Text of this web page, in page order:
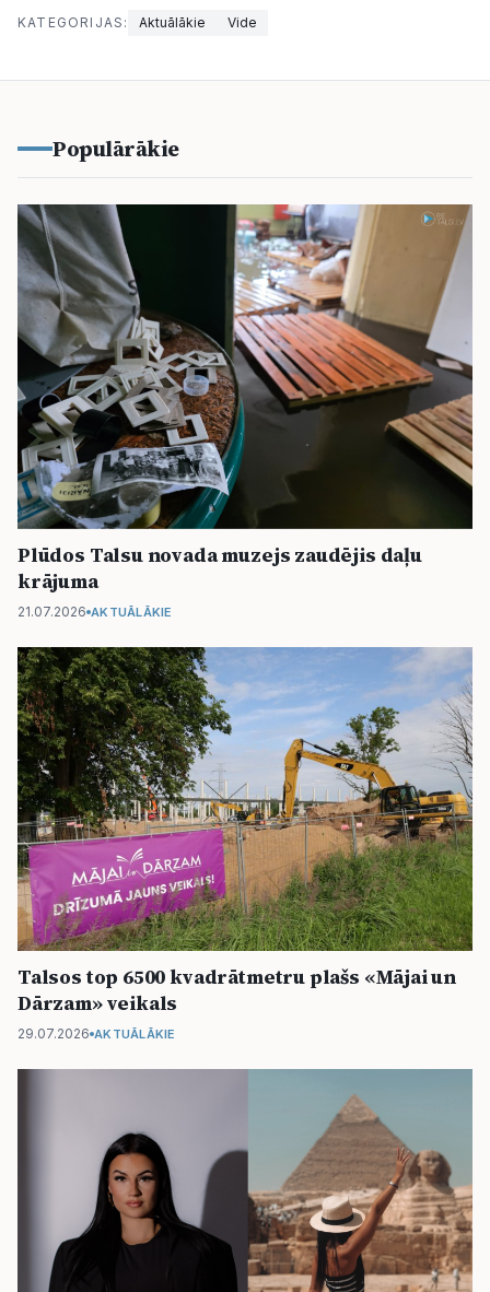
KATEGORIJAS: Aktuālākie Vide
Populārākie
Plūdos Talsu novada muzejs zaudējis daļu
krājuma
21.07.2026 AKTUĀLĀKIE
Talsos top 6500 kvadrātmetru plašs «Mājai un
Dārzam» veikals
29.07.2026 AKTUĀLĀKIE